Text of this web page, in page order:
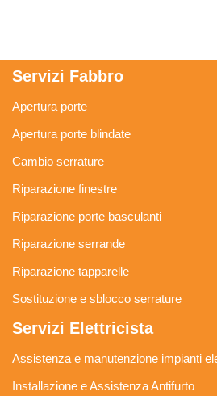
Servizi Fabbro
Apertura porte
Apertura porte blindate
Cambio serrature
Riparazione finestre
Riparazione porte basculanti
Riparazione serrande
Riparazione tapparelle
Sostituzione e sblocco serrature
Servizi Elettricista
Assistenza e manutenzione impianti
Installazione e Assistenza Antifurto